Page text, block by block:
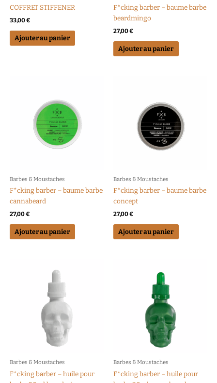
COFFRET STIFFENER
33,00€
Ajouter au panier
F*cking barber – baume barbe
beardmingo
27,00€
Ajouter au panier
Barbes & Moustaches
F*cking barber – baume barbe
cannabeard
27,00€
Ajouter au panier
Barbes & Moustaches
F*cking barber – baume barbe
concept
27,00€
Ajouter au panier
Barbes & Moustaches
F*cking barber – huile pour
Barbes & Moustaches
F*cking barber – huile pour